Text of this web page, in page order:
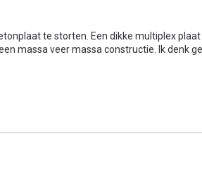
te storten. Een dikke multiplex
massa veer massa constructie. Ik denk